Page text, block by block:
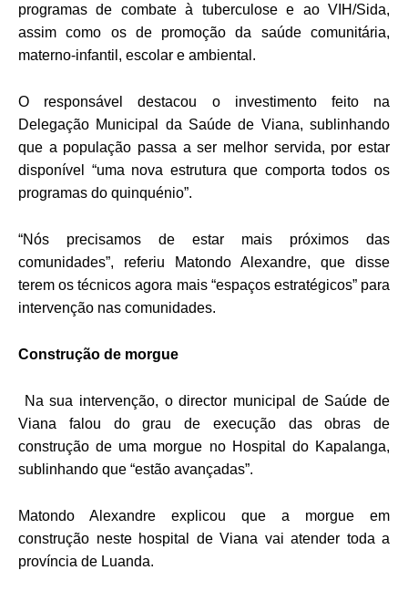
programas de combate à tuberculose e ao VIH/Sida,
assim como os de promoção da saúde comunitária,
materno-infantil, escolar e ambiental.
O responsável destacou o investimento feito na
Delegação Municipal da Saúde de Viana, sublinhando
que a população passa a ser melhor servida, por estar
disponível “uma nova estrutura que comporta todos os
programas do quinquénio”.
“Nós precisamos de estar mais próximos das
comunidades”, referiu Matondo Alexandre, que disse
terem os técnicos agora mais “espaços estratégicos” para
intervenção nas comunidades.
Construção de morgue
Na sua intervenção, o director municipal de Saúde de
Viana falou do grau de execução das obras de
construção de uma morgue no Hospital do Kapalanga,
sublinhando que “estão avançadas”.
Matondo Alexandre explicou que a morgue em
construção neste hospital de Viana vai atender toda a
província de Luanda.